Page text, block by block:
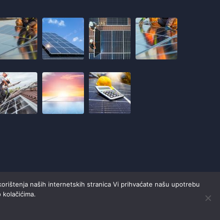
naših internetskih stranica Vi prihvaćate našu upotrebu